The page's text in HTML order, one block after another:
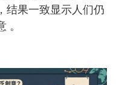
结果一致显示人们仍
。